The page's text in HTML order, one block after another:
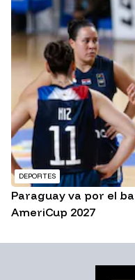
DEPORTES
Paraguay va por el
AmeriCup 2027